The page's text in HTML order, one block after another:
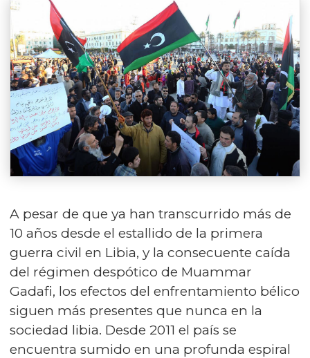
A pesar de que ya han transcurrido más de
10 años desde el estallido de la primera
guerra civil en Libia, y la consecuente caída
del régimen despótico de Muammar
Gadafi, los efectos del enfrentamiento bélico
siguen más presentes que nunca en la
sociedad libia. Desde 2011 el país se
encuentra sumido en una profunda espiral